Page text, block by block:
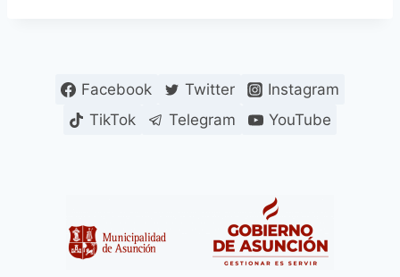
Facebook Twitter
Instagram
TikTok
Telegram YouTube